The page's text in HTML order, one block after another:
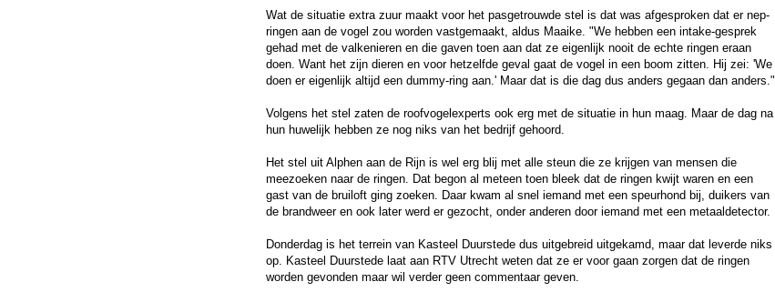
Wat de situatie extra zuur maakt voor het pasgetrouwde stel is dat was afgesproken dat er nep-
ringen aan de vogel zou worden vastgemaakt, aldus Maaike. "We hebben een intake-gesprek
gehad met de valkenieren en die gaven toen aan dat ze eigenlijk nooit de echte ringen eraan
doen. Want het zijn dieren en voor hetzelfde geval gaat de vogel in een boom zitten. Hij zei: 'We
doen er eigenlijk altijd een dummy-ring aan.' Maar dat is die dag dus anders gegaan dan anders."
Volgens het stel zaten de roofvogelexperts ook erg met de situatie in hun maag. Maar de dag na
hun huwelijk hebben ze nog niks van het bedrijf gehoord.
Het stel uit Alphen aan de Rijn is wel erg blij met alle steun die ze krijgen van mensen die
meezoeken naar de ringen. Dat begon al meteen toen bleek dat de ringen kwijt waren en een
gast van de bruiloft ging zoeken. Daar kwam al snel iemand met een speurhond bij, duikers van
de brandweer en ook later werd er gezocht, onder anderen door iemand met een metaaldetector.
Donderdag is het terrein van Kasteel Duurstede dus uitgebreid uitgekamd, maar dat leverde niks
op. Kasteel Duurstede laat aan RTV Utrecht weten dat ze er voor gaan zorgen dat de ringen
worden gevonden maar wil verder geen commentaar geven.